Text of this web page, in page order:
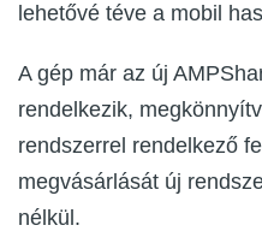
lehetővé téve a mobil
A gép már az új
rendelkezik,
rendszerrel rendelkező
megvásárlását új
nélkül.